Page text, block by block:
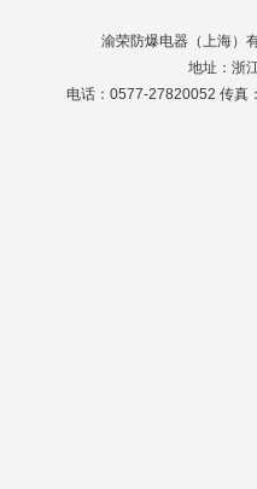
渝荣防爆电器（上海）
地址：浙
电话：0577-27820052 传真